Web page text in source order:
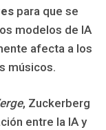
para que se
modelos de IA
afecta a los
músicos.
, Zuckerberg
entre la IA y